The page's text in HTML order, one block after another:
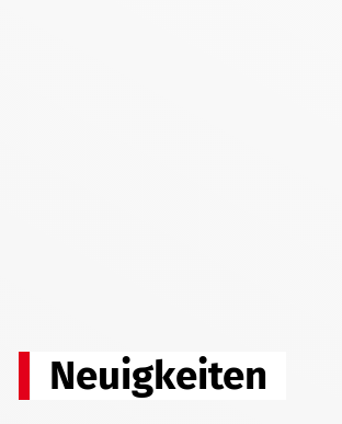
Neuigkeiten